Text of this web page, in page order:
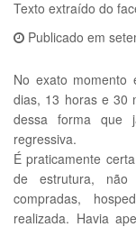
Texto extraído do
Publicado em
No exato
dias, 13 horas e 30
dessa forma que
regressiva.
É praticamente
de estrutura,
compradas,
realizada. Havia